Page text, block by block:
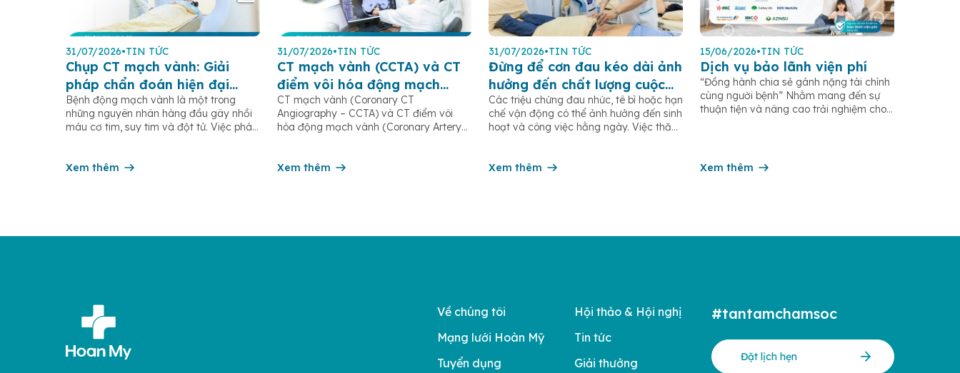
31/07/2026•TIN TỨC
Chụp CT mạch vành: Giải
pháp chẩn đoán hiện đại
giúp phát hiện sớm bệnh
động mạch vành
Bệnh động mạch vành là một trong
những nguyên nhân hàng đầu gây nhồi
máu cơ tim, suy tim và đột tử. Việc phát
trị và phòng ngừa các biến chứng tim
Xem thêm
31/07/2026•TIN TỨC
CT mạch vành (CCTA) và CT
điểm vôi hóa động mạch
vành (CAC): Khi nào nên thực
hiện?
CT mạch vành (Coronary CT
Angiography – CCTA) và CT điểm vôi
hóa động mạch vành (Coronary Artery
phát hiện sớm bệnh lý tim mạch, đặc
Xem thêm
31/07/2026•TIN TỨC
Đừng để cơn đau kéo dài ảnh
hưởng đến chất lượng cuộc
sống
Các triệu chứng đau nhức, tê bì hoặc hạn
chế vận động có thể ảnh hưởng đến sinh
hoạt và công việc hằng ngày. Việc thăm
xương khớp mạn tính, teo cơ hoặc biến
Xem thêm
15/06/2026•TIN TỨC
Dịch vụ bảo lãnh viện phí
“Đồng hành chia sẻ gánh nặng tài chính
cùng người bệnh” Nhằm mang đến sự
thuận tiện và nâng cao trải nghiệm cho
nhiều tiện ích: QUY TRÌNH BẢO LÃNH
Xem thêm
Về chúng tôi
Mạng lưới Hoàn Mỹ
Tuyển dụng
Hội thảo & Hội nghị
Tin tức
Giải thưởng
#tantamchamsoc
Đặt lịch hẹn